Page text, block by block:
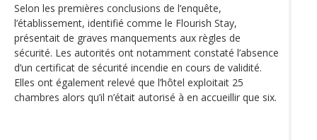
Selon les premières conclusions de l’enquête,
l’établissement, identifié comme le Flourish Stay,
présentait de graves manquements aux règles de
sécurité. Les autorités ont notamment constaté l’absence
d’un certificat de sécurité incendie en cours de validité.
Elles ont également relevé que l’hôtel exploitait 25
chambres alors qu’il n’était autorisé à en accueillir que six.